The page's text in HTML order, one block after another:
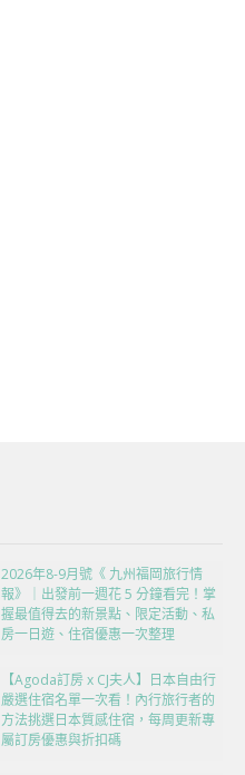
2026年8-9月號《 九州福岡旅行情
報》｜出發前一週花 5 分鐘看完！掌
握最值得去的新景點、限定活動、私
房一日遊、住宿優惠一次整理
【Agoda訂房 x CJ夫人】日本自由行
嚴選住宿名單一次看！內行旅行者的
方法挑選日本質感住宿，每周更新專
屬訂房優惠與折扣碼